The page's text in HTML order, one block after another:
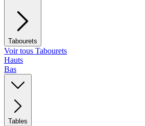
Tabourets
Voir tous Tabourets
Hauts
Bas
Tables